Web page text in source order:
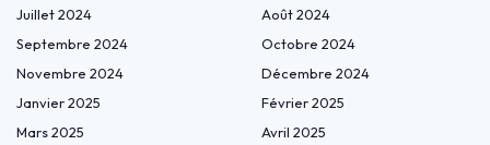
Juillet 2024
Août 2024
Septembre 2024
Octobre 2024
Novembre 2024
Décembre 2024
Janvier 2025
Février 2025
Mars 2025
Avril 2025